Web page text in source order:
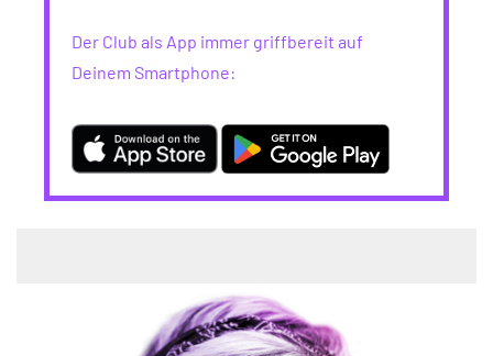
Der Club als App immer griffbereit auf
Deinem Smartphone: